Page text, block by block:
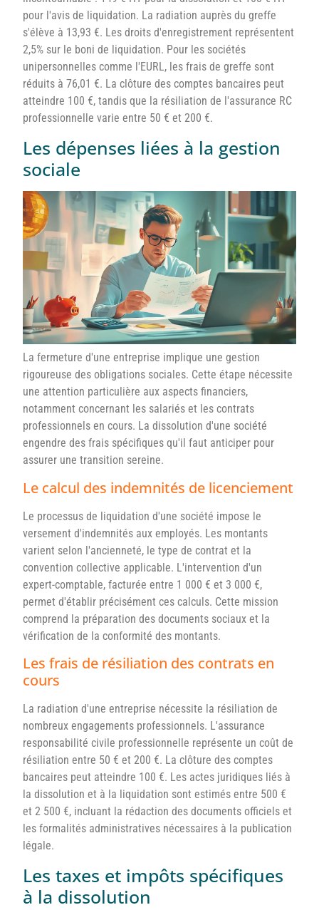
pour l'avis de liquidation. La radiation auprès du greffe
s'élève à 13,93 €. Les droits d'enregistrement représentent
2,5% sur le boni de liquidation. Pour les sociétés
unipersonnelles comme l'EURL, les frais de greffe sont
réduits à 76,01 €. La clôture des comptes bancaires peut
atteindre 100 €, tandis que la résiliation de l'assurance RC
professionnelle varie entre 50 € et 200 €.
Les dépenses liées à la gestion
sociale
La fermeture d'une entreprise implique une gestion
rigoureuse des obligations sociales. Cette étape nécessite
une attention particulière aux aspects financiers,
notamment concernant les salariés et les contrats
professionnels en cours. La dissolution d'une société
engendre des frais spécifiques qu'il faut anticiper pour
assurer une transition sereine.
Le calcul des indemnités de licenciement
Le processus de liquidation d'une société impose le
versement d'indemnités aux employés. Les montants
varient selon l'ancienneté, le type de contrat et la
convention collective applicable. L'intervention d'un
expert-comptable, facturée entre 1 000 € et 3 000 €,
permet d'établir précisément ces calculs. Cette mission
comprend la préparation des documents sociaux et la
vérification de la conformité des montants.
Les frais de résiliation des contrats en
cours
La radiation d'une entreprise nécessite la résiliation de
nombreux engagements professionnels. L'assurance
responsabilité civile professionnelle représente un coût de
résiliation entre 50 € et 200 €. La clôture des comptes
bancaires peut atteindre 100 €. Les actes juridiques liés à
la dissolution et à la liquidation sont estimés entre 500 €
et 2 500 €, incluant la rédaction des documents officiels et
les formalités administratives nécessaires à la publication
légale.
Les taxes et impôts spécifiques
à la dissolution